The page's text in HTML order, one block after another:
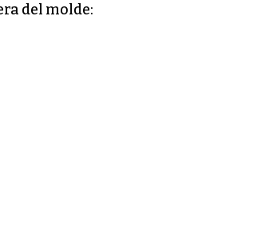
del molde: